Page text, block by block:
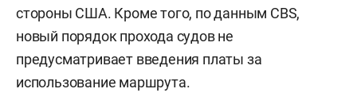
стороны США. Кроме того, по данным CBS,
новый порядок прохода судов не
предусматривает введения платы за
использование маршрута.